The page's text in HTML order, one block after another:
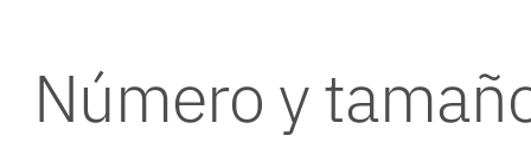
Número y